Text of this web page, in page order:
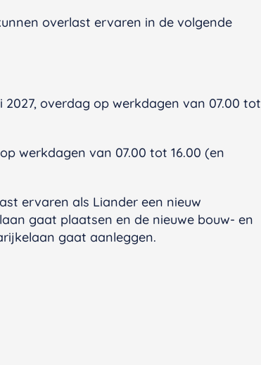
overlast ervaren in de volgende
overdag op werkdagen van 07.00 tot
werkdagen van 07.00 tot 16.00 (en
ervaren als Liander een nieuw
gaat plaatsen en de nieuwe bouw- en
gaat aanleggen.